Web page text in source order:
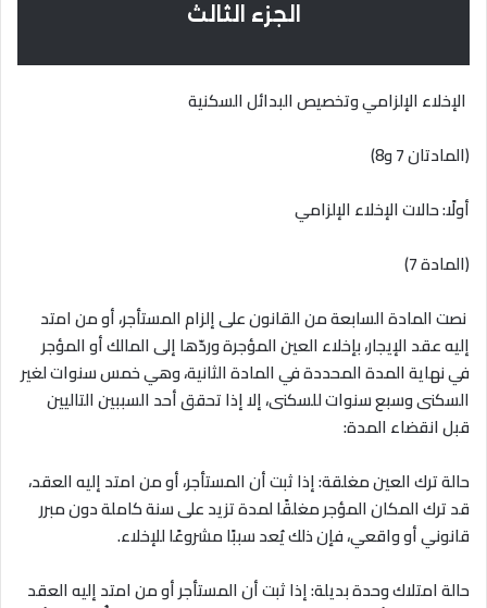
الجزء الثالث
الإخلاء الإلزامي وتخصيص البدائل السكنية
(المادتان 7 و8)
أولًا: حالات الإخلاء الإلزامي
(المادة 7)
نصت المادة السابعة من القانون على إلزام المستأجر، أو من امتد
إليه عقد الإيجار، بإخلاء العين المؤجرة وردّها إلى المالك أو المؤجر
في نهاية المدة المحددة في المادة الثانية، وهي خمس سنوات لغير
السكنى وسبع سنوات للسكنى، إلا إذا تحقق أحد السببين التاليين
قبل انقضاء المدة:
حالة ترك العين مغلقة:إذا ثبت أن المستأجر، أو من امتد إليه العقد،
قد ترك المكان المؤجر مغلقًا لمدة تزيد على سنة كاملة دون مبرر
قانوني أو واقعي، فإن ذلك يُعد سببًا مشروعًا للإخلاء.
حالة امتلاك وحدة بديلة:إذا ثبت أن المستأجر أو من امتد إليه العقد